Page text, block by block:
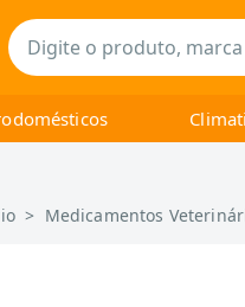
> Medicamentos